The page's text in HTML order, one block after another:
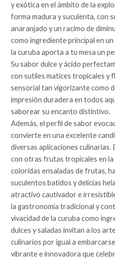
y exótica en el ámbito de la
forma madura y suculenta, con
anaranjado y un racimo de
como ingrediente principal en
la curuba aporta a tu mesa un
Su sabor dulce y ácido
con sutiles matices tropicales y
sensorial tan vigorizante como
impresión duradera en todos
saborear su encanto distintivo.
Además, el perfil de sabor
convierte en una excelente
diversas aplicaciones
con otras frutas tropicales en la
coloridas ensaladas de frutas,
suculentos batidos y delicias
atractivo cautivador e
la gastronomía tradicional y
vivacidad de la curuba como
dulces y saladas invitan a los
culinarios por igual a
vibrante e innovadora que